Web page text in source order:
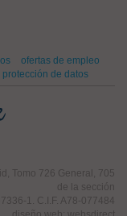
ofertas de empleo
protección de datos
Tomo 726 General, 705
de la sección
1. C.I.F. A78-077484